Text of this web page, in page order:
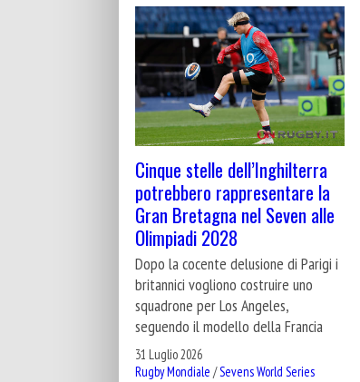
Cinque stelle dell’Inghilterra
potrebbero rappresentare la
Gran Bretagna nel Seven alle
Olimpiadi 2028
Dopo la cocente delusione di Parigi i
britannici vogliono costruire uno
squadrone per Los Angeles,
seguendo il modello della Francia
31 Luglio 2026
Rugby Mondiale /Sevens World Series